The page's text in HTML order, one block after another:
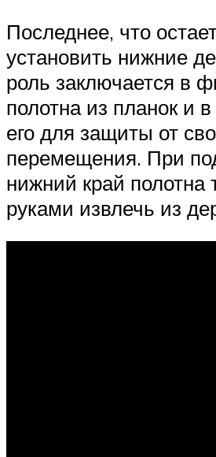
Последнее, что
установить нижние
роль заключается в
полотна из планок и
его для защиты от
перемещения. При
нижний край полотна
руками извлечь из